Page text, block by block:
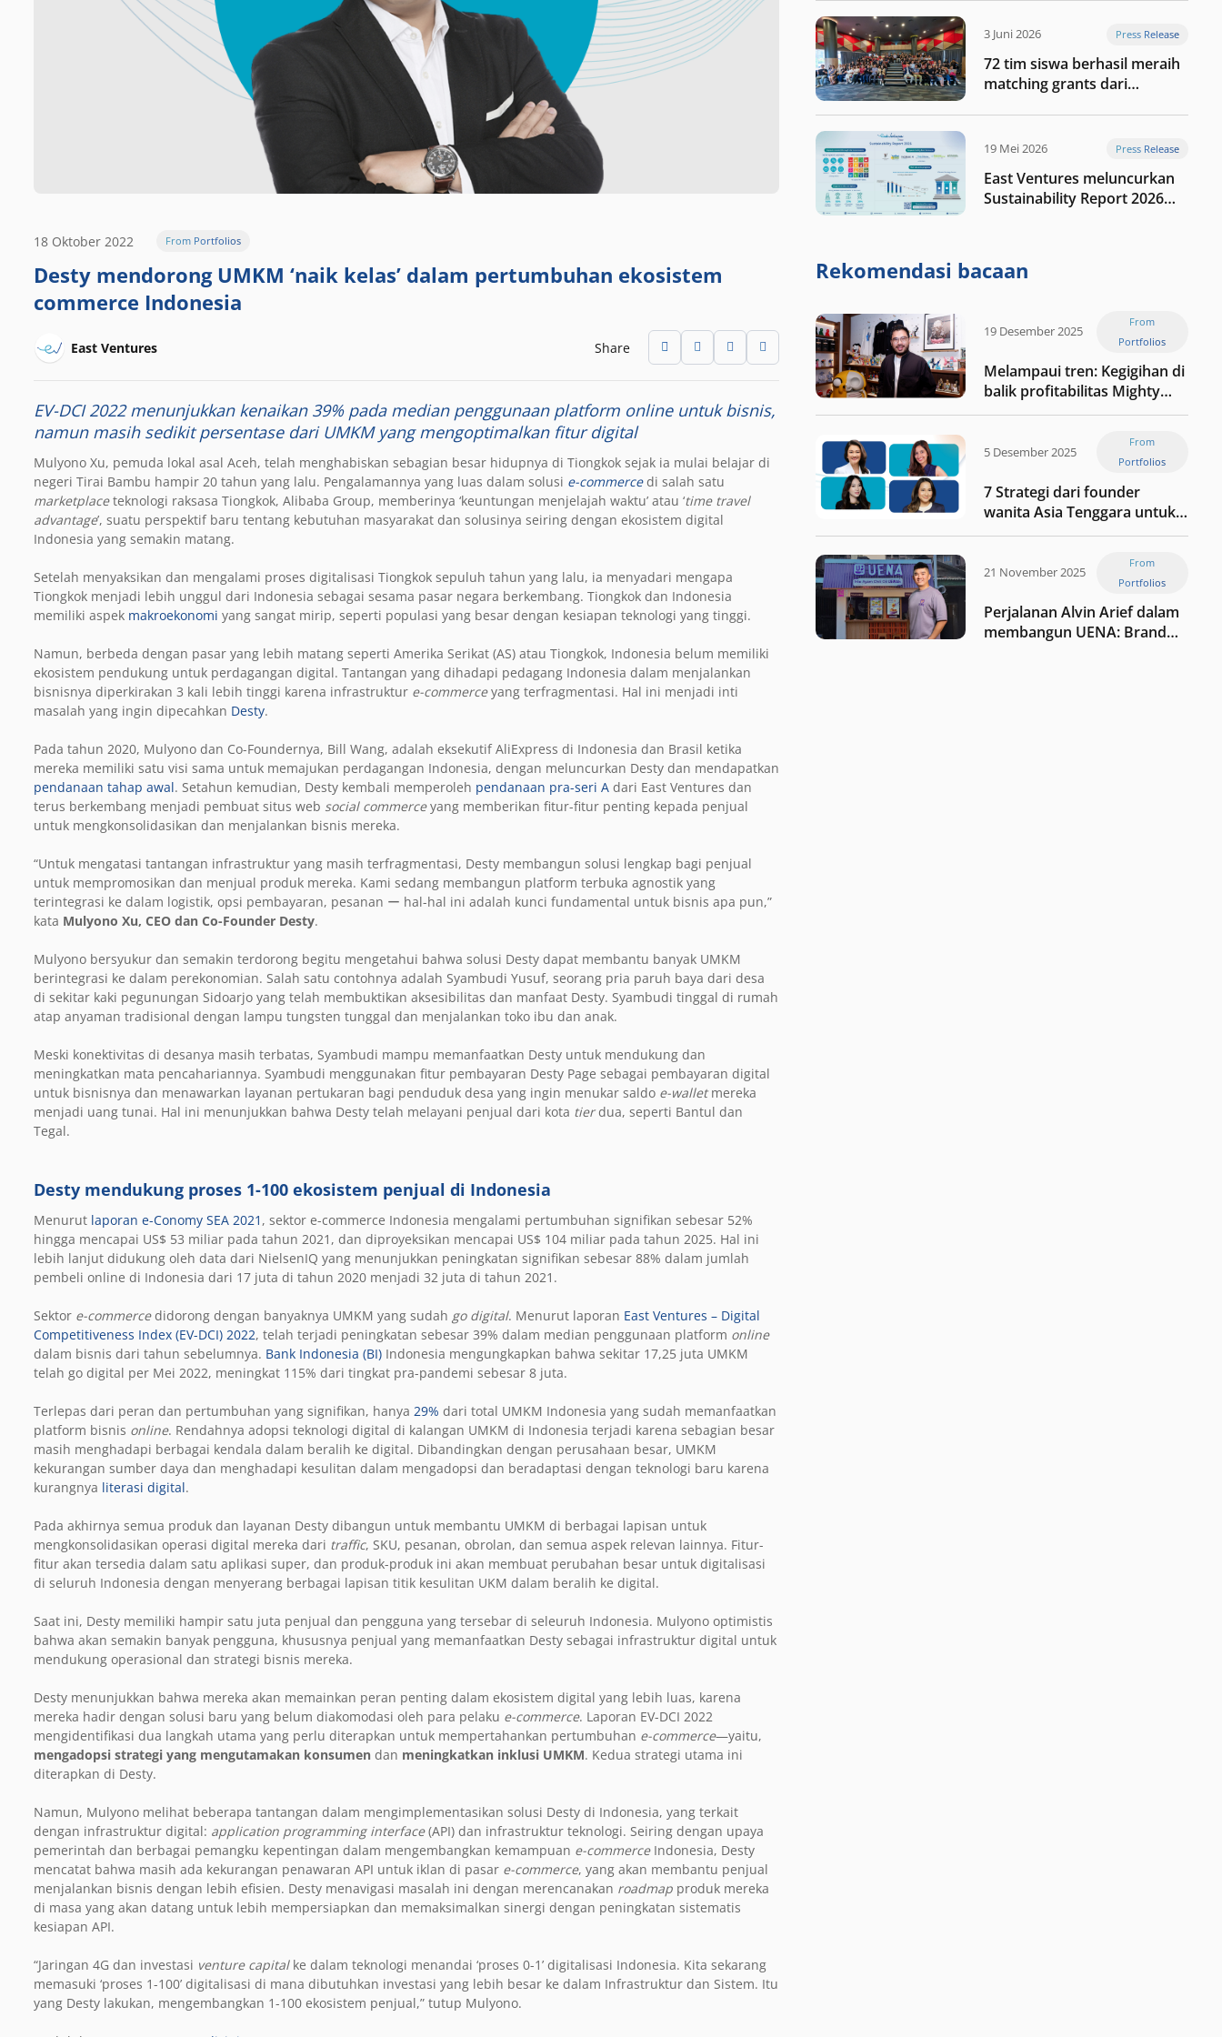
18 Oktober 2022 From Portfolios
Desty mendorong UMKM ‘naik kelas’ dalam pertumbuhan ekosistem
commerce Indonesia
East Ventures Share
EV-DCI 2022 menunjukkan kenaikan 39% pada median penggunaan platform online untuk bisnis,
namun masih sedikit persentase dari UMKM yang mengoptimalkan fitur digital
Mulyono Xu, pemuda lokal asal Aceh, telah menghabiskan sebagian besar hidupnya di Tiongkok sejak ia mulai belajar di
negeri Tirai Bambu hampir 20 tahun yang lalu. Pengalamannya yang luas dalam solusi e-commercedi salah satu
marketplaceteknologi raksasa Tiongkok, Alibaba Group, memberinya ‘keuntungan menjelajah waktu’ atau ‘time travel
advantage’, suatu perspektif baru tentang kebutuhan masyarakat dan solusinya seiring dengan ekosistem digital
Indonesia yang semakin matang.
Setelah menyaksikan dan mengalami proses digitalisasi Tiongkok sepuluh tahun yang lalu, ia menyadari mengapa
Tiongkok menjadi lebih unggul dari Indonesia sebagai sesama pasar negara berkembang. Tiongkok dan Indonesia
memiliki aspek makroekonomi yang sangat mirip, seperti populasi yang besar dengan kesiapan teknologi yang tinggi.
Namun, berbeda dengan pasar yang lebih matang seperti Amerika Serikat (AS) atau Tiongkok, Indonesia belum memiliki
ekosistem pendukung untuk perdagangan digital. Tantangan yang dihadapi pedagang Indonesia dalam menjalankan
bisnisnya diperkirakan 3 kali lebih tinggi karena infrastruktur e-commerceyang terfragmentasi. Hal ini menjadi inti
masalah yang ingin dipecahkan Desty.
Pada tahun 2020, Mulyono dan Co-Foundernya, Bill Wang, adalah eksekutif AliExpress di Indonesia dan Brasil ketika
mereka memiliki satu visi sama untuk memajukan perdagangan Indonesia, dengan meluncurkan Desty dan mendapatkan
pendanaan tahap awal. Setahun kemudian, Desty kembali memperoleh pendanaan pra-seri A dari East Ventures dan
terus berkembang menjadi pembuat situs web social commerceyang memberikan fitur-fitur penting kepada penjual
untuk mengkonsolidasikan dan menjalankan bisnis mereka.
“Untuk mengatasi tantangan infrastruktur yang masih terfragmentasi, Desty membangun solusi lengkap bagi penjual
untuk mempromosikan dan menjual produk mereka. Kami sedang membangun platform terbuka agnostik yang
terintegrasi ke dalam logistik, opsi pembayaran, pesanan ー hal-hal ini adalah kunci fundamental untuk bisnis apa pun,”
kata Mulyono Xu, CEO dan Co-Founder Desty.
Mulyono bersyukur dan semakin terdorong begitu mengetahui bahwa solusi Desty dapat membantu banyak UMKM
berintegrasi ke dalam perekonomian. Salah satu contohnya adalah Syambudi Yusuf, seorang pria paruh baya dari desa
di sekitar kaki pegunungan Sidoarjo yang telah membuktikan aksesibilitas dan manfaat Desty. Syambudi tinggal di rumah
atap anyaman tradisional dengan lampu tungsten tunggal dan menjalankan toko ibu dan anak.
Meski konektivitas di desanya masih terbatas, Syambudi mampu memanfaatkan Desty untuk mendukung dan
meningkatkan mata pencahariannya. Syambudi menggunakan fitur pembayaran Desty Page sebagai pembayaran digital
untuk bisnisnya dan menawarkan layanan pertukaran bagi penduduk desa yang ingin menukar saldo e-walletmereka
menjadi uang tunai. Hal ini menunjukkan bahwa Desty telah melayani penjual dari kota tierdua, seperti Bantul dan
Tegal.
Desty mendukung proses 1-100 ekosistem penjual di Indonesia
Menurut laporan e-Conomy SEA 2021 , sektor e-commerce Indonesia mengalami pertumbuhan signifikan sebesar 52%
hingga mencapai US$ 53 miliar pada tahun 2021, dan diproyeksikan mencapai US$ 104 miliar pada tahun 2025. Hal ini
lebih lanjut didukung oleh data dari NielsenIQ yang menunjukkan peningkatan signifikan sebesar 88% dalam jumlah
pembeli online di Indonesia dari 17 juta di tahun 2020 menjadi 32 juta di tahun 2021.
Sektor e-commercedidorong dengan banyaknya UMKM yang sudah go digital. Menurut laporan East Ventures – Digital
Competitiveness Index (EV-DCI) 2022, telah terjadi peningkatan sebesar 39% dalam median penggunaan platform online
dalam bisnis dari tahun sebelumnya. Bank Indonesia (BI) Indonesia mengungkapkan bahwa sekitar 17,25 juta UMKM
telah go digital per Mei 2022, meningkat 115% dari tingkat pra-pandemi sebesar 8 juta.
Terlepas dari peran dan pertumbuhan yang signifikan, hanya 29% dari total UMKM Indonesia yang sudah memanfaatkan
platform bisnis online. Rendahnya adopsi teknologi digital di kalangan UMKM di Indonesia terjadi karena sebagian besar
masih menghadapi berbagai kendala dalam beralih ke digital. Dibandingkan dengan perusahaan besar, UMKM
kekurangan sumber daya dan menghadapi kesulitan dalam mengadopsi dan beradaptasi dengan teknologi baru karena
kurangnya literasi digital.
Pada akhirnya semua produk dan layanan Desty dibangun untuk membantu UMKM di berbagai lapisan untuk
mengkonsolidasikan operasi digital mereka dari traffic, SKU, pesanan, obrolan, dan semua aspek relevan lainnya. Fitur-
fitur akan tersedia dalam satu aplikasi super, dan produk-produk ini akan membuat perubahan besar untuk digitalisasi
di seluruh Indonesia dengan menyerang berbagai lapisan titik kesulitan UKM dalam beralih ke digital.
Saat ini, Desty memiliki hampir satu juta penjual dan pengguna yang tersebar di seleuruh Indonesia. Mulyono optimistis
bahwa akan semakin banyak pengguna, khususnya penjual yang memanfaatkan Desty sebagai infrastruktur digital untuk
mendukung operasional dan strategi bisnis mereka.
Desty menunjukkan bahwa mereka akan memainkan peran penting dalam ekosistem digital yang lebih luas, karena
mereka hadir dengan solusi baru yang belum diakomodasi oleh para pelaku e-commerce. Laporan EV-DCI 2022
mengidentifikasi dua langkah utama yang perlu diterapkan untuk mempertahankan pertumbuhan e-commerce—yaitu,
mengadopsi strategi yang mengutamakan konsumen dan meningkatkan inklusi UMKM. Kedua strategi utama ini
diterapkan di Desty.
Namun, Mulyono melihat beberapa tantangan dalam mengimplementasikan solusi Desty di Indonesia, yang terkait
dengan infrastruktur digital: application programming interface(API) dan infrastruktur teknologi. Seiring dengan upaya
pemerintah dan berbagai pemangku kepentingan dalam mengembangkan kemampuan e-commerceIndonesia, Desty
mencatat bahwa masih ada kekurangan penawaran API untuk iklan di pasar e-commerce, yang akan membantu penjual
menjalankan bisnis dengan lebih efisien. Desty menavigasi masalah ini dengan merencanakan roadmap produk mereka
di masa yang akan datang untuk lebih mempersiapkan dan memaksimalkan sinergi dengan peningkatan sistematis
kesiapan API.
“Jaringan 4G dan investasi venture capital ke dalam teknologi menandai ‘proses 0-1’ digitalisasi Indonesia. Kita sekarang
memasuki ‘proses 1-100’ digitalisasi di mana dibutuhkan investasi yang lebih besar ke dalam Infrastruktur dan Sistem. Itu
yang Desty lakukan, mengembangkan 1-100 ekosistem penjual,” tutup Mulyono.
3 Juni 2026 Press Release
72 tim siswa berhasil meraih
matching grants dari
19 Mei 2026 Press Release
East Ventures meluncurkan
Sustainability Report 2026
Rekomendasi bacaan
19 Desember 2025
From
Portfolios
Melampaui tren: Kegigihan di
balik profitabilitas Mighty
Jaxx
5 Desember 2025
From
Portfolios
7 Strategi dari founder
wanita Asia Tenggara untuk
tetap relevan di tengah
perdagangan
21 November 2025
From
Portfolios
Perjalanan Alvin Arief dalam
membangun UENA : Brand